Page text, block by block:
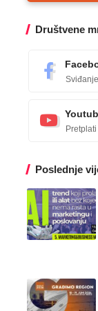
Društvene
Sviđanje
Pretplati
Poslednje